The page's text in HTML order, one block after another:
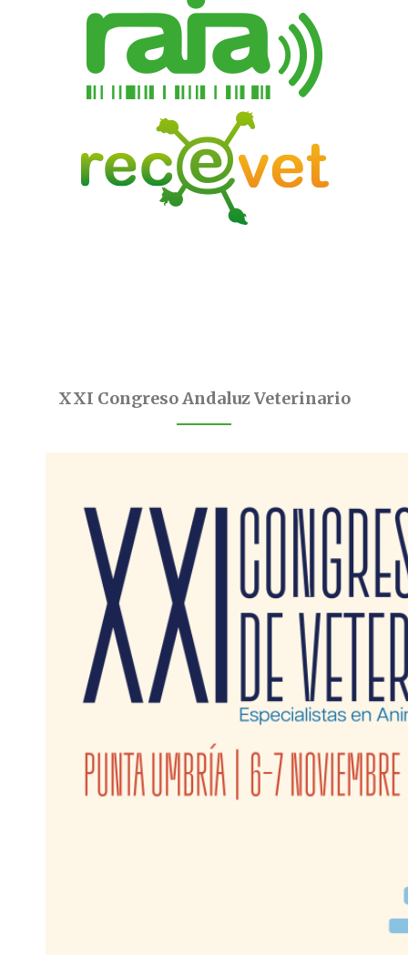
XXI Congreso Andaluz Veterinario